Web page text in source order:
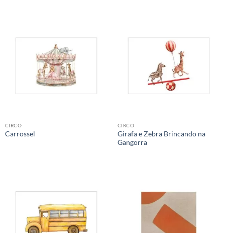
CIRCO
Carrossel
CIRCO
Girafa e Zebra Brincando na
Gangorra